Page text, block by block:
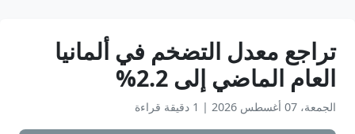
تراجع معدل التضخم في ألمانيا
العام الماضي إلى 2.2%
الجمعة، 07 أغسطس 2026 | 1 دقيقة قراءة